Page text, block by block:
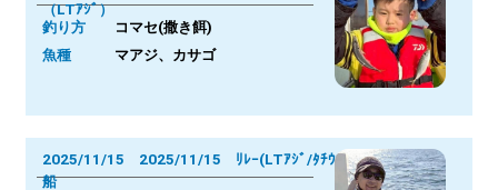
（LTｱｼﾞ）
釣り方
コマセ(撒き餌)
魚種 マアジ、カサゴ
2025/11/15 2025/11/15 ﾘﾚｰ(LTｱｼﾞ/ﾀﾁｳｵ)
船